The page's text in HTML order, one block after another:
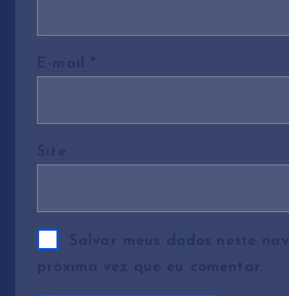
sE-mail *
Site
Salvar meus dados neste
próxima vez que eu comentar.